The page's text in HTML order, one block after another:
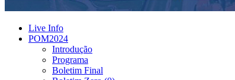
Live Info
POM2024
Introdução
Programa
Boletim Final